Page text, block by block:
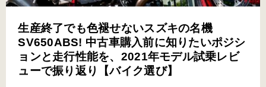
生産終了でも色褪せないスズキの名機
SV650ABS! 中古車購入前に知りたいポジシ
ョンと走行性能を、2021年モデル試乗レビ
ューで振り返り【バイク選び】